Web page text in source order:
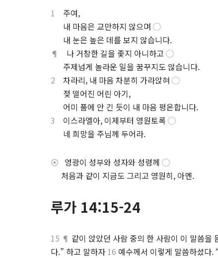
1 주여,
내 마음은 교만하지 않으며 ◯
내 눈은 높은 데를 보지 않습니다.
¶
나 거창한 길을 좇지 아니하고 ◯
주제넘게 놀라운 일을 꿈꾸지도 않습니다.
2 차라리, 내 마음 차분히 가라앉혀 ◯
젖 떨어진 어린 아기,
어미 품에 안 긴 듯이 내 마음 평온합니다.
3 이스라엘아, 이제부터 영원토록 ◯
네 희망을 주님께 두어라.
⦿ 영광이 성부와 성자와 성령께 ◯
처음과 같이 지금도 그리고 영원히, 아멘.
루가 14:15-24
15 ¶ 같이 앉았던 사람 중의 한 사람이 이 말씀을
다.” 하고 말하자 16 예수께서 이렇게 말씀하셨다